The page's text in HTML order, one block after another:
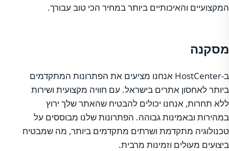
המקצועיים והאיכותיים ביותר במחיר הכי טוב עבורך.
מסקנה
ב-HostCenter אנחנו מציעים את הפתרונות המתקדמים
ביותר לאחסון אתרים בישראל. עם חוויה מקצועית ושירות
ללא תחרות, אנחנו יכולים להבטיח שהאתר שלך ירוץ
במהירות ובאמינות גבוהה. הפתרונות שלנו מבוססים על
טכנולוגיה מתקדמת ושרתים מתקדמים ביותר, מה שמבטיח
ביצועים מעולים וזמינות מרבית.